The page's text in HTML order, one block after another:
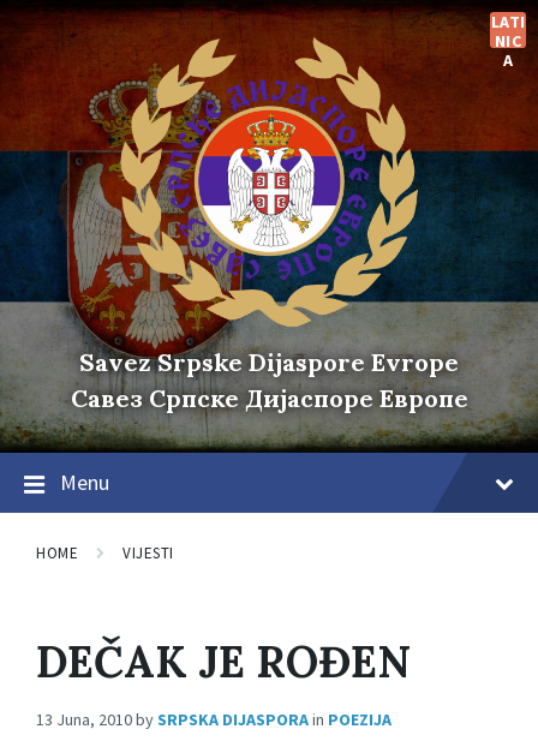
Skip
to
content
Skip
to
main
navigation
Skip
to
footer
LATI
NIC
A
Savez Srpske Dijaspore Evrope
Савез Српске Дијаспоре Европе
Menu
HOME VIJESTI
DEČAK JE ROĐEN
13 Juna, 2010bySRPSKA DIJASPORAin POEZIJA